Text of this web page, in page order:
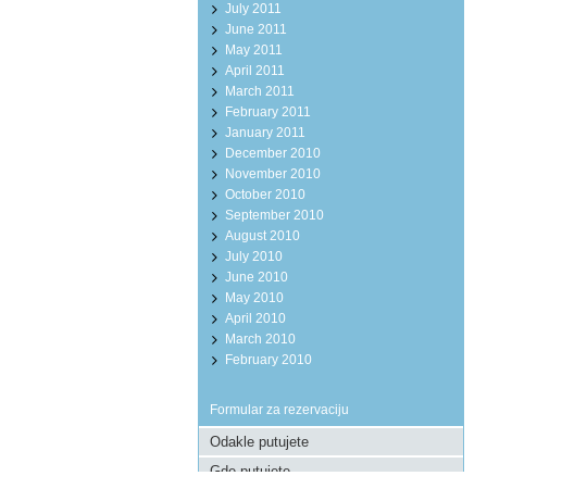
July 2011
June 2011
May 2011
April 2011
March 2011
February 2011
January 2011
December 2010
November 2010
October 2010
September 2010
August 2010
July 2010
June 2010
May 2010
April 2010
March 2010
February 2010
Formular za rezervaciju